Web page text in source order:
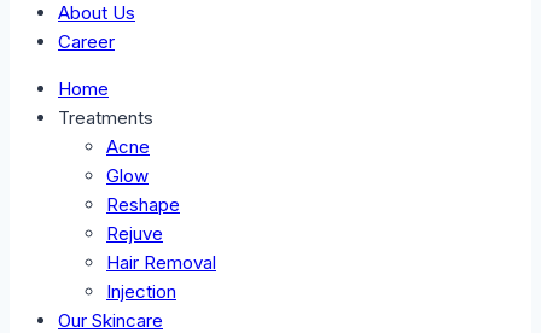
About Us
Career
Home
Treatments
Acne
Glow
Reshape
Rejuve
Hair Removal
Injection
Our Skincare